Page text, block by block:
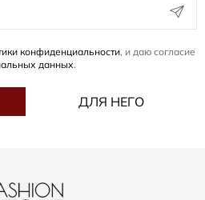
конфиденциальности, и даю согласие
данных.
ДЛЯ НЕГО